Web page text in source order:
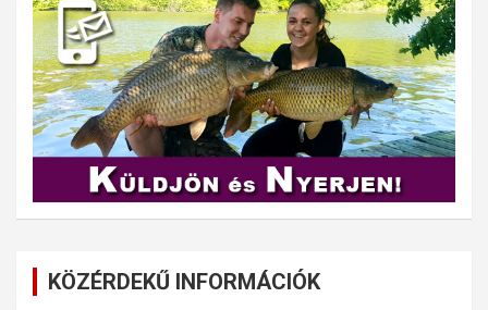
KÖZÉRDEKŰ INFORMÁCIÓK